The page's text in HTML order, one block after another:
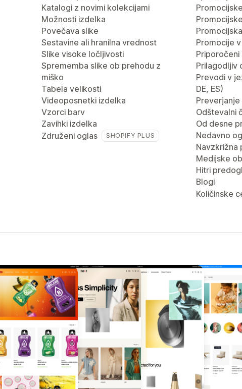
Katalogi z novimi kolekcijami
Možnosti izdelka
Povečava slike
Sestavine ali hranilna vrednost
Slike visoke ločljivosti
Sprememba slike ob prehodu z
miško
Tabela velikosti
Videoposnetki izdelka
Vzorci barv
Zavihki izdelka
Združeni oglas
SHOPIFY PLUS
Promocije
Priporočeni
Prilagodljiv
Prevodi v
DE, ES)
Odštevalni
Od desne
Nedavno
Navzkrižna
Medijske
Hitri
Blogi
Količinske